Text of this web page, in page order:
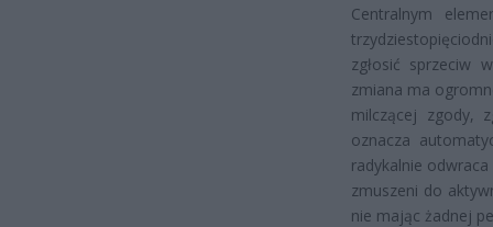
Centralnym
zgłosić sprzeciw
zmiana ma
milczącej zgody,
oznacza
radykalnie
zmuszeni do
nie mając żadnej